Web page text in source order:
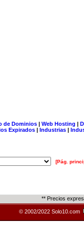
de Dominios| Web Hosting |
Expirados | Industrias |
[Pág.
** Precios
© 2002/2022 Solo10.com